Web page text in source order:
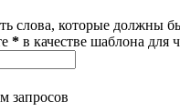
слова, которые должны
* в качестве шаблона для
запросов